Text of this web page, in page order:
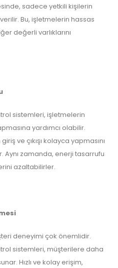
sadece yetkili kişilerin
Bu, işletmelerin hassas
değerli varlıklarını
sistemleri, işletmelerin
yardımcı olabilir.
ve çıkışı kolayca yapmasını
Aynı zamanda, enerji tasarrufu
azaltabilirler.
deneyimi çok önemlidir.
sistemleri, müşterilere daha
Hızlı ve kolay erişim,